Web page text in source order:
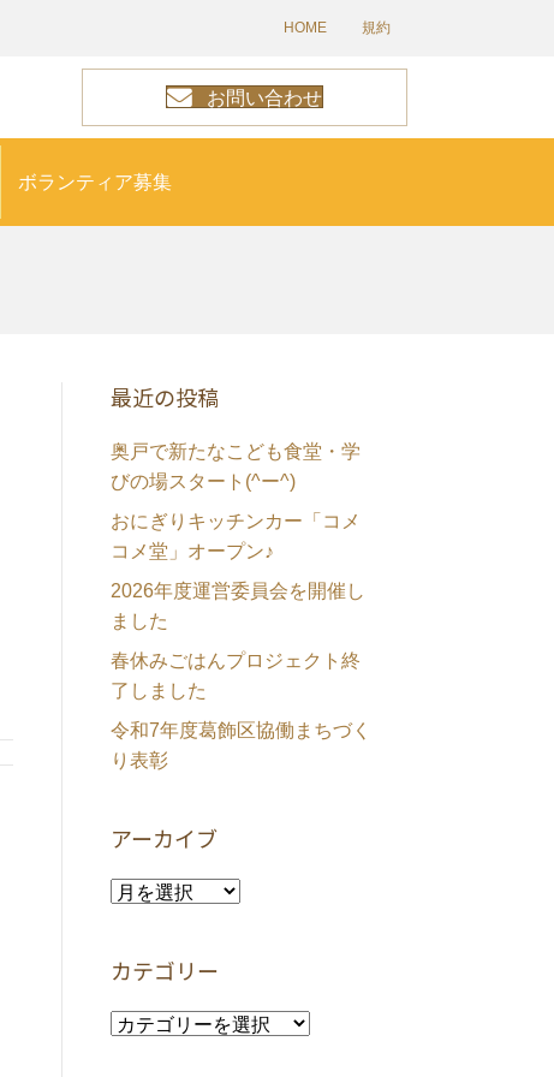
HOME 規約
お問い合わせ
ボランティア募集
最近の投稿
奥戸で新たなこども食堂・学
びの場スタート(^ー^)
おにぎりキッチンカー「コメ
コメ堂」オープン♪
2026年度運営委員会を開催し
ました
春休みごはんプロジェクト終
了しました
令和7年度葛飾区協働まちづく
り表彰
アーカイブ
ア
イ
ブ
カテゴリー
カ